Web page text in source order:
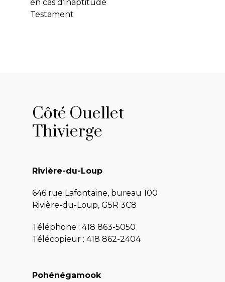
en cas d’inaptitude
Testament
Côté Ouellet
Thivierge
Rivière-du-Loup
646 rue Lafontaine, bureau 100
Rivière-du-Loup, G5R 3C8
Téléphone : 418 863-5050
Télécopieur : 418 862-2404
Pohénégamook